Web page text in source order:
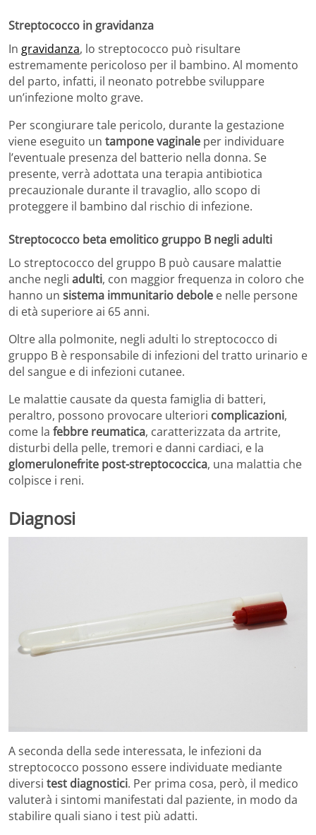
Streptococco in gravidanza
In gravidanza, lo streptococco può risultare
estremamente pericoloso per il bambino. Al momento
del parto, infatti, il neonato potrebbe sviluppare
un’infezione molto grave.
Per scongiurare tale pericolo, durante la gestazione
viene eseguito un tampone vaginale per individuare
l’eventuale presenza del batterio nella donna. Se
presente, verrà adottata una terapia antibiotica
precauzionale durante il travaglio, allo scopo di
proteggere il bambino dal rischio di infezione.
Streptococco beta emolitico gruppo B negli adulti
Lo streptococco del gruppo B può causare malattie
anche negli adulti, con maggior frequenza in coloro che
hanno un sistema immunitario debole e nelle persone
di età superiore ai 65 anni.
Oltre alla polmonite, negli adulti lo streptococco di
gruppo B è responsabile di infezioni del tratto urinario e
del sangue e di infezioni cutanee.
Le malattie causate da questa famiglia di batteri,
peraltro, possono provocare ulteriori complicazioni,
come la febbre reumatica, caratterizzata da artrite,
disturbi della pelle, tremori e danni cardiaci, e la
glomerulonefrite post-streptococcica, una malattia che
colpisce i reni.
Diagnosi
A seconda della sede interessata, le infezioni da
streptococco possono essere individuate mediante
diversi test diagnostici. Per prima cosa, però, il medico
valuterà i sintomi manifestati dal paziente, in modo da
stabilire quali siano i test più adatti.